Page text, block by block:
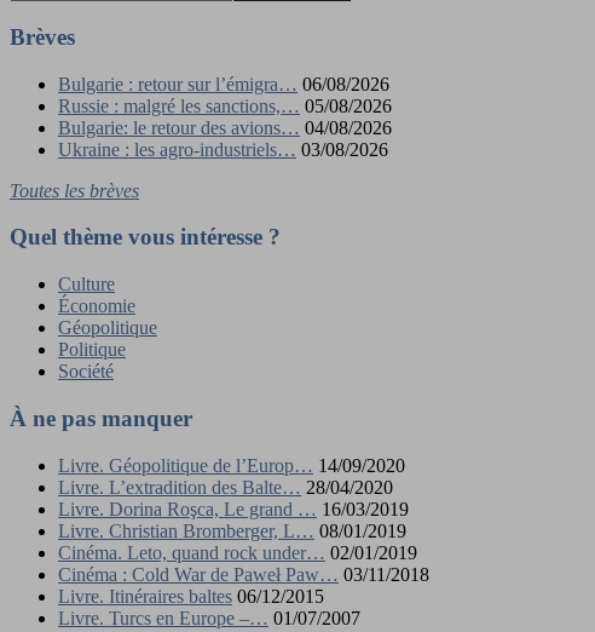
Brèves
Bulgarie : retour sur l’émigra… 06/08/2026
Russie : malgré les sanctions,… 05/08/2026
Bulgarie: le retour des avions… 04/08/2026
Ukraine : les agro-industriels… 03/08/2026
Toutes les brèves
Quel thème vous intéresse ?
Culture
Économie
Géopolitique
Politique
Société
À ne pas manquer
Livre. Géopolitique de l’Europ… 14/09/2020
Livre. L’extradition des Balte… 28/04/2020
Livre. Dorina Roşca, Le grand … 16/03/2019
Livre. Christian Bromberger, L… 08/01/2019
Cinéma. Leto, quand rock under… 02/01/2019
Cinéma : Cold War de Paweł Paw… 03/11/2018
Livre. Itinéraires baltes 06/12/2015
Livre. Turcs en Europe –… 01/07/2007